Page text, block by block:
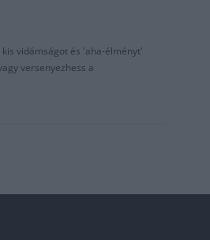
vidámságot és 'aha-élményt'
versenyezhess a